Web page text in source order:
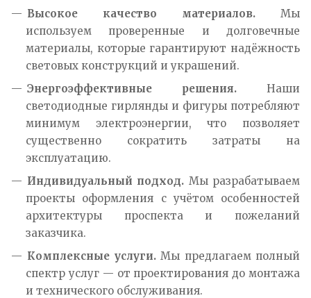
Высокое качество материалов. Мы
используем проверенные и долговечные
материалы, которые гарантируют надёжность
световых конструкций и украшений.
Энергоэффективные решения. Наши
светодиодные гирлянды и фигуры потребляют
минимум электроэнергии, что позволяет
существенно сократить затраты на
эксплуатацию.
Индивидуальный подход. Мы разрабатываем
проекты оформления с учётом особенностей
архитектуры проспекта и пожеланий
заказчика.
Комплексные услуги. Мы предлагаем полный
спектр услуг — от проектирования до монтажа
и технического обслуживания.